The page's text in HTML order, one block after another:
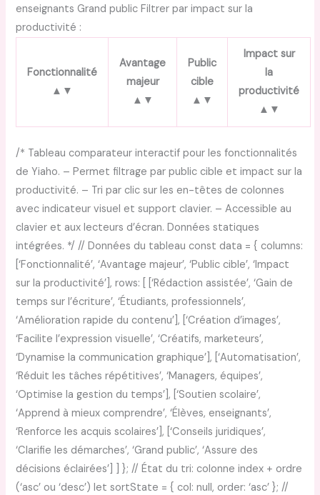
enseignants Grand publicFiltrer par impact sur la
productivité :
Fonctionnalité
▲▼
Avantage
majeur
▲▼
Public
cible
▲▼
Impact sur
la
productivité
▲▼
/* Tableau comparateur interactif pour les fonctionnalités
de Yiaho. – Permet filtrage par public cible et impact sur la
productivité. – Tri par clic sur les en-têtes de colonnes
avec indicateur visuel et support clavier. – Accessible au
clavier et aux lecteurs d’écran. Données statiques
intégrées. */ // Données du tableau const data = { columns:
[‘Fonctionnalité’, ‘Avantage majeur’, ‘Public cible’, ‘Impact
sur la productivité’], rows: [ [‘Rédaction assistée’, ‘Gain de
temps sur l’écriture’, ‘Étudiants, professionnels’,
‘Amélioration rapide du contenu’], [‘Création d’images’,
‘Facilite l’expression visuelle’, ‘Créatifs, marketeurs’,
‘Dynamise la communication graphique’], [‘Automatisation’,
‘Réduit les tâches répétitives’, ‘Managers, équipes’,
‘Optimise la gestion du temps’], [‘Soutien scolaire’,
‘Apprend à mieux comprendre’, ‘Élèves, enseignants’,
‘Renforce les acquis scolaires’], [‘Conseils juridiques’,
‘Clarifie les démarches’, ‘Grand public’, ‘Assure des
décisions éclairées’] ] }; // État du tri: colonne index + ordre
(‘asc’ ou ‘desc’) let sortState = { col: null, order: ‘asc’ }; //